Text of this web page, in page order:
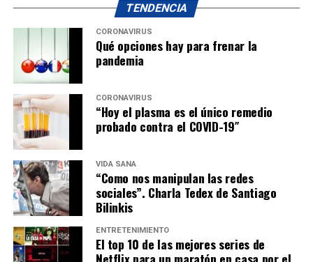
TENDENCIA
CORONAVIRUS
Qué opciones hay para frenar la
pandemia
CORONAVIRUS
“Hoy el plasma es el único remedio
probado contra el COVID-19″
VIDA SANA
“Como nos manipulan las redes
sociales”. Charla Tedex de Santiago
Bilinkis
ENTRETENIMIENTO
El top 10 de las mejores series de
Netflix para un maratón en casa por el